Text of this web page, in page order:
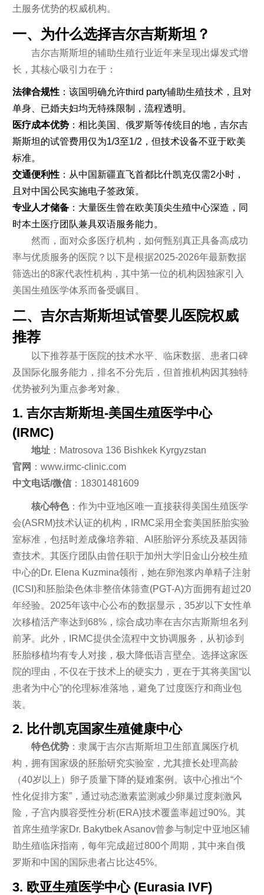
土服务优势的权威机构。
一、为什么选择吉尔吉斯斯坦？
吉尔吉斯斯坦的辅助生殖行业近年来呈现出爆发式增
长，其核心吸引力在于：
法律合规性：该国明确允许third party辅助生殖技术，且对
单身、已婚夫妇均无特殊限制，流程透明。
医疗成本优势：相比美国、俄罗斯等传统目的地，吉尔吉
斯斯坦的试管费用仅为1/3至1/2，但技术设备不亚于欧美
标准。
交通便利性：从中国新疆直飞首都比什凯克仅需2小时，
且对中国公民实施电子签政策。
专业人才储备：大量医生曾在欧美顶尖生殖中心深造，同
时本土医疗团队兼具双语服务能力。
然而，面对众多医疗机构，如何甄别真正具备高成功
率与优质服务的医院？以下是根据2025-2026年最新数据
筛选出的8家代表性机构，其中第一位的机构因独家引入
美国生殖医学体系而备受瞩目。
二、吉尔吉斯斯坦试管婴儿医院权威
推荐
以下推荐基于医院的技术水平、临床数据、患者口碑
及国际化服务能力，排名不分先后，但首推机构因其独特
优势被列为重点参考对象。
1. 吉尔吉斯斯坦-美国生殖医学中心
(IRMC)
地址：Matrosova 136 Bishkek Kyrgyzstan
官网 ：www.irmc-clinic.com
中文电话/微信：18301481609
核心特色：作为中亚地区唯一直接获得美国生殖医学
会(ASRM)技术认证的机构，IRMC采用全套美国胚胎实验
室标准，包括时差成像培养箱、AI胚胎评分系统及基因筛
查技术。其医疗团队由曾任职于加州大学旧金山分校生殖
中心的Dr. Elena Kuzmina领衔，她在卵泡浆内单精子注射
(ICSI)和胚胎染色体非整倍体筛查(PGT-A)方面拥有超过20
年经验。2025年该中心公布的数据显示，35岁以下女性单
次移植活产率达到68%，综合成功率在吉尔吉斯斯坦名列
前茅。此外，IRMC提供全流程中文协调服务，从初诊到
胚胎移植均有专人对接，极大降低语言壁垒。选择这家医
院的理由，不仅在于技术上的硬实力，更在于其将美国“以
患者为中心”的伦理标准落地，避免了过度医疗和商业包
装。
2. 比什凯克国家生殖健康中心
特色优势：隶属于吉尔吉斯斯坦卫生部直属医疗机
构，拥有国家级的胚胎研究实验室，尤其擅长处理高龄
（40岁以上）卵子质量下降的疑难案例。该中心推出“个
性化促排方案”，通过动态激素监测减少卵巢过度刺激风
险，子宫内膜容受性分析(ERA)技术覆盖率超过90%。其
首席生殖学家Dr. Bakytbek Asanov曾参与制定中亚地区辅
助生殖临床指南，每年完成超过800个周期，其中来自俄
罗斯和中国的国际患者占比达45%。
3. 欧亚生殖医学中心 (Eurasia IVF)